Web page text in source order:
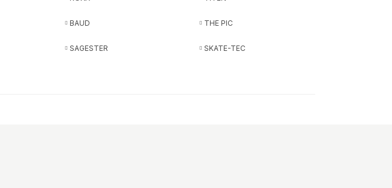
BAUD THE PIC
SAGESTER SKATE-TEC